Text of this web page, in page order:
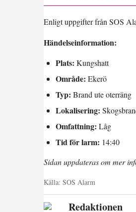
Enligt uppgifter från SOS
Händelseinformation:
Plats: Kungshatt
Område: Ekerö
Typ: Brand ute oterräng
Lokalisering:
Omfattning: Låg
Tid för larm: 14:40
Sidan uppdateras om mer
Källa: SOS Alarm
Redaktionen